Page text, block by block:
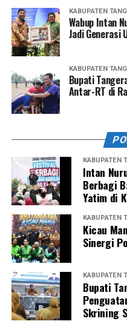
KABUPATEN
Wabup Intan
Jadi Generasi
KABUPATEN
Bupati
Antar-RT di
KABUPATEN
Intan
Berbagi
Yatim di
KABUPATEN
Kicau
Sinergi
KABUPATEN
Bupati
Skrining